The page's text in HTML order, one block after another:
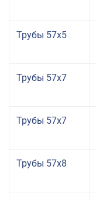
Трубы 57x5
Трубы 57x7
Трубы 57x7
Трубы 57x8